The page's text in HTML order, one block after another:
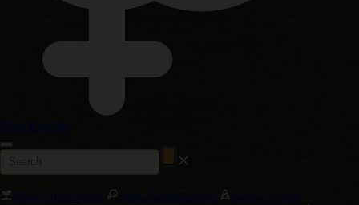
Semi Regolari
Semi Autofiorenti Semi Femminizzati
Nuove Uscite